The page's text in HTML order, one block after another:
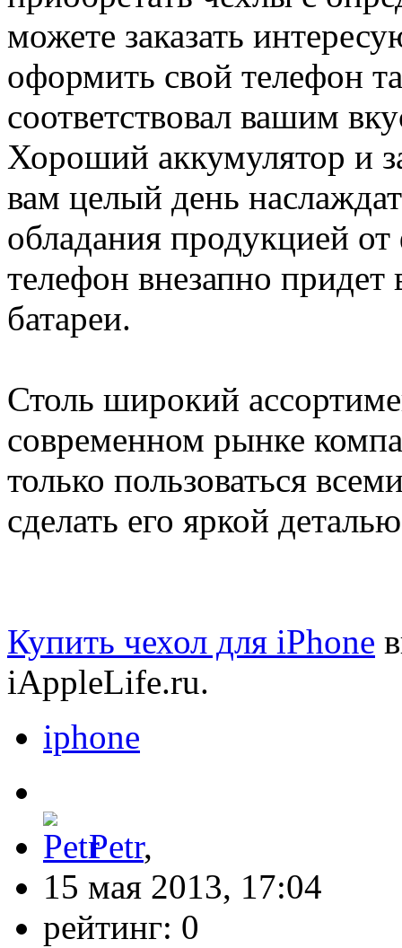
можете заказать
оформить свой телефон
соответствовал вашим
Хороший аккумулятор и
вам целый день
обладания продукцией
телефон внезапно придет
батареи.
Столь широкий
современном рынке
только пользоваться
сделать его яркой
Купить чехол для iPhone
iAppleLife.ru.
iphone
Petr,
15 мая 2013, 17:04
рейтинг: 0